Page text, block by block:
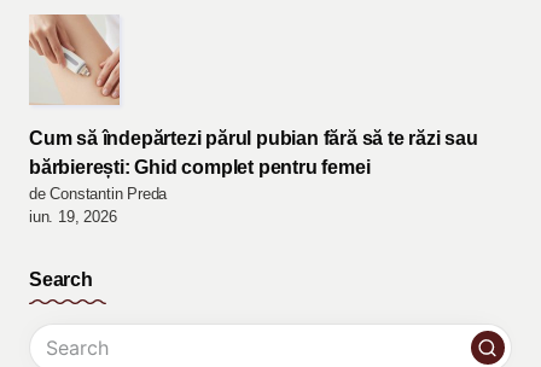
Cum să îndepărtezi părul pubian fără să te răzi sau
bărbierești: Ghid complet pentru femei
de Constantin Preda
iun. 19, 2026
Search